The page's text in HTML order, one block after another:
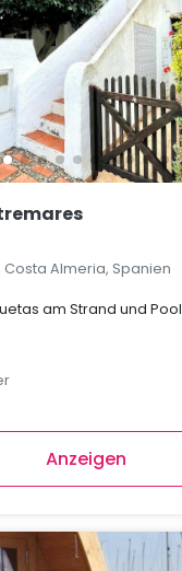
Almeria, Spanien
am Strand und Pool
Anzeigen